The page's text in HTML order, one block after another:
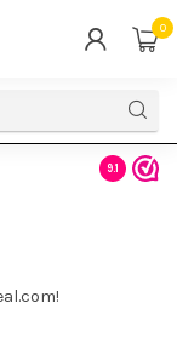
0
Gratis
9.1